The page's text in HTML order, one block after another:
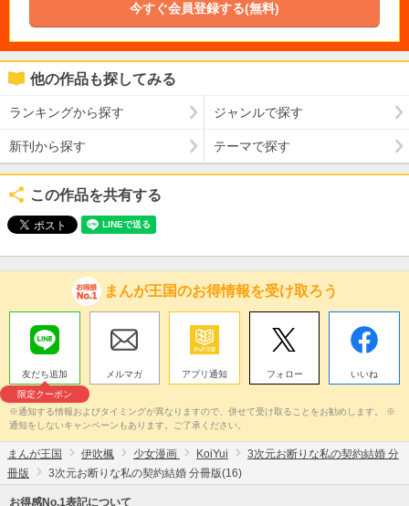
今すぐ会員登録する(無料)
他の作品も探してみる
ランキングから探す ジャンルで探す
新刊から探す テーマで探す
この作品を共有する
まんが王国のお得情報を受け取ろう
友だち追加
限定クーポン
メルマガ アプリ通知 フォロー いいね
※通知する情報およびタイミングが異なりますので、併せて受け取ることをお勧めします。 ※
通知をしないキャンペーンもあります。ご了承ください。
まんが王国 伊吹楓 少女漫画 KoiYui
3次元お断りな私の契約結婚 分
冊版
3次元お断りな私の契約結婚 分冊版(16)
お得感No.1表記について